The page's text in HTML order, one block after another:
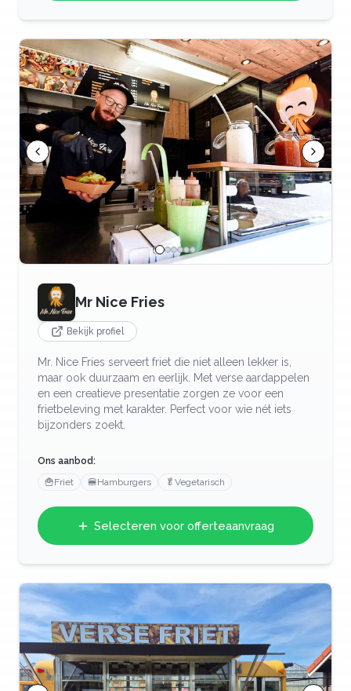
Mr Nice Fries
Bekijk profiel
Mr. Nice Fries serveert friet die niet alleen lekker is,
maar ook duurzaam en eerlijk. Met verse aardappelen
en een creatieve presentatie zorgen ze voor een
frietbeleving met karakter. Perfect voor wie nét iets
bijzonders zoekt.
Ons aanbod:
🍟Friet 🍔Hamburgers 🥬 Vegetarisch
Selecteren voor offerteaanvraag